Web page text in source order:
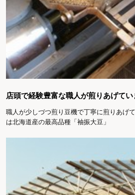
店頭で経験豊富な職人が煎りあげてい
職人が少しづつ煎り豆機で丁寧に煎りあげ
は北海道産の最高品種「袖振大豆」